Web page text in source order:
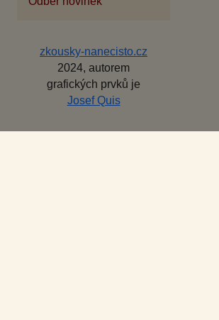
zkousky-nanecisto.cz
2024, autorem
grafických prvků je
Josef Quis